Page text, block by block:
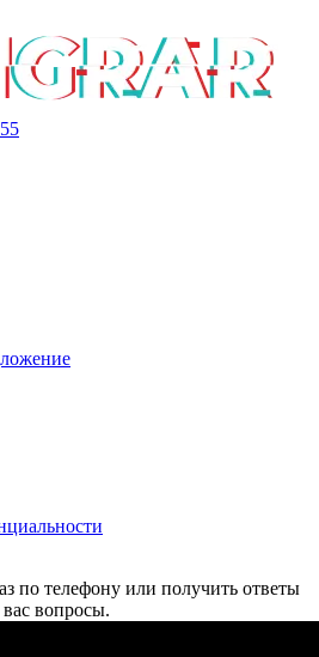
по телефону или получить ответы
вопросы.